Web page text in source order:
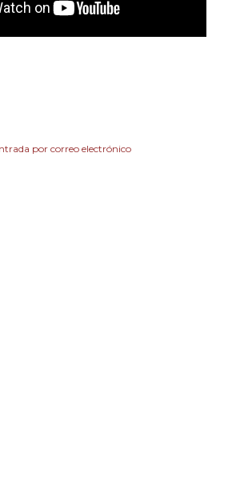
por correo electrónico